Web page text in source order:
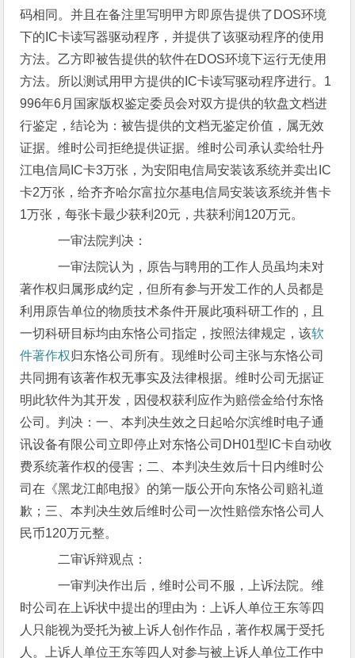
码相同。并且在备注里写明甲方即原告提供了DOS环境
下的IC卡读写器驱动程序，并提供了该驱动程序的使用
方法。乙方即被告提供的软件在DOS环境下运行无使用
方法。所以测试用甲方提供的IC卡读写驱动程序进行。1
996年6月国家版权鉴定委员会对双方提供的软盘文档进
行鉴定，结论为：被告提供的文档无鉴定价值，属无效
证据。维时公司拒绝提供证据。维时公司承认卖给牡丹
江电信局IC卡3万张，为安阳电信局安装该系统并卖出IC
卡2万张，给齐齐哈尔富拉尔基电信局安装该系统并售卡
1万张，每张卡最少获利20元，共获利润120万元。
一审法院判决：
一审法院认为，原告与聘用的工作人员虽均未对
著作权归属形成约定，但所有参与开发工作的人员都是
利用原告单位的物质技术条件开展此项科研工作的，且
一切科研目标均由东恪公司指定，按照法律规定，该软
件著作权归东恪公司所有。现维时公司主张与东恪公司
共同拥有该著作权无事实及法律根据。维时公司无据证
明此软件为其开发，因侵权获利应作为赔偿金给付东恪
公司。判决：一、本判决生效之日起哈尔滨维时电子通
讯设备有限公司立即停止对东恪公司DH01型IC卡自动收
费系统著作权的侵害；二、本判决生效后十日内维时公
司在《黑龙江邮电报》的第一版公开向东恪公司赔礼道
歉；三、本判决生效后维时公司一次性赔偿东恪公司人
民币120万元整。
二审诉辩观点：
一审判决作出后，维时公司不服，上诉法院。维
时公司在上诉状中提出的理由为：上诉人单位王东等四
人只能视为受托为被上诉人创作作品，著作权属于受托
人。上诉人单位王东等四人对参与被上诉人单位工作中